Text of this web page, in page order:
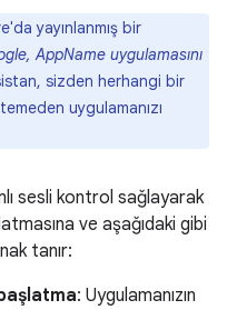
yayınlanmış bir
AppName uygulamasını
sizden herhangi bir
uygulamanızı
sesli kontrol sağlayarak
ve aşağıdaki gibi
tanır:
: Uygulamanızın